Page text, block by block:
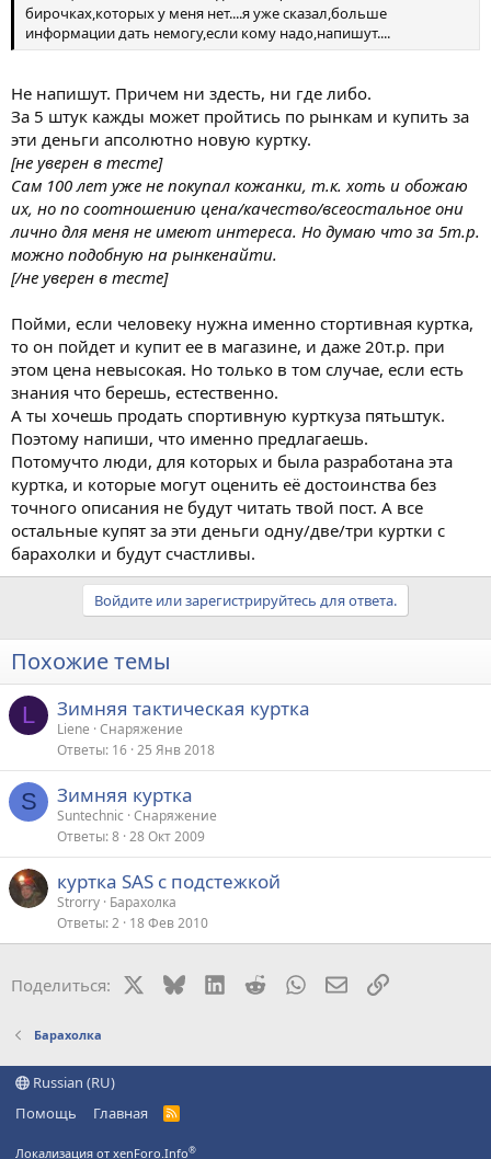
бирочках,которых у меня нет....я уже сказал,больше
информации дать немогу,если кому надо,напишут....
Не напишут. Причем ни здесть, ни где либо.
За 5 штук кажды может пройтись по рынкам и купить за
эти деньги апсолютно новую куртку.
[не уверен в тесте]
Сам 100 лет уже не покупал кожанки, т.к. хоть и обожаю
их, но по соотношению цена/качество/всеостальное они
лично для меня не имеют интереса. Но думаю что за 5т.р.
можно подобную на рынкенайти.
[/не уверен в тесте]
Пойми, если человеку нужна именно стортивная куртка,
то он пойдет и купит ее в магазине, и даже 20т.р. при
этом цена невысокая. Но только в том случае, если есть
знания что берешь, естественно.
А ты хочешь продать спортивную курткуза пятьштук.
Поэтому напиши, что именно предлагаешь.
Потомучто люди, для которых и была разработана эта
куртка, и которые могут оценить её достоинства без
точного описания не будут читать твой пост. А все
остальные купят за эти деньги одну/две/три куртки с
барахолки и будут счастливы.
Войдите или зарегистрируйтесь для ответа.
Похожие темы
L Зимняя тактическая куртка
Liene Снаряжение
Ответы 16 25 Янв 2018
S Зимняя куртка
Suntechnic Снаряжение
Ответы 8 28 Окт 2009
куртка SAS с подстежкой
Strorry Барахолка
Ответы 2 18 Фев 2010
Поделиться: BlueskyLinkedIn
RedditWhatsAppЭлектронная
Ссылка
Барахолка
Russian (RU)
Помощь
Главная
R
Локализация от xenForo.Info®